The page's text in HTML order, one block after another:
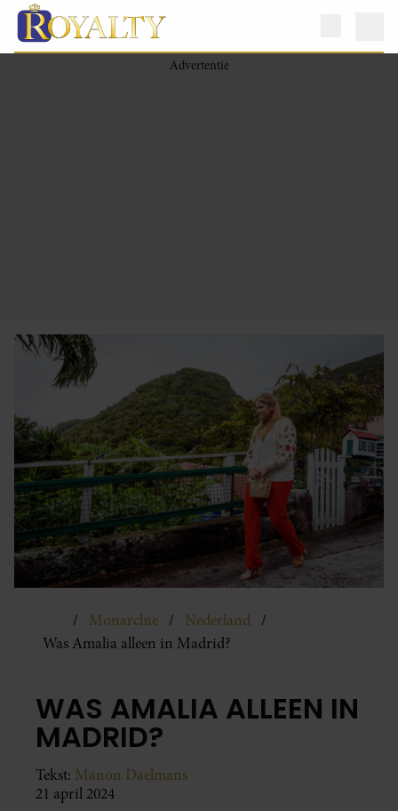
Monarchie
Nederland
Was Amalia alleen in Madrid?
WAS AMALIA ALLEEN IN
MADRID?
Tekst: Manon Daelmans
21 april 2024